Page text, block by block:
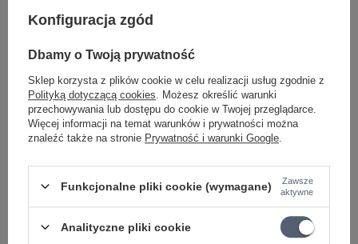
antypoślizgowe gumowe nóżki w kształcie piramidy
czarny
12,99" x 2,76"
maks. długość korpusu 55 cm / 21,65"
waga 3,30 kg / 7,28 lbs
produkt na terenie UE
Warwick GmbH & Co Music
Equipment KG
Więcej
Długość Gitary
Konfiguracja zgód
Dbamy o Twoją prywatność
Sklep korzysta z plików cookie w celu realizacji usług zgodnie z
Polityką dotyczącą cookies . Możesz określić warunki
przechowywania lub dostępu do cookie w Twojej przeglądarce.
Więcej informacji na temat warunków i prywatności można
znaleźć także na stronie Prywatność i warunki Google
Funkcjonalne pliki cookie (wymagane)
Zawsze
aktywne
Analityczne pliki cookie